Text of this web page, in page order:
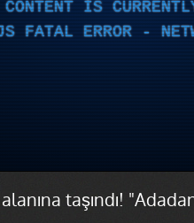
IS
FATAL ERROR -
taşındı!